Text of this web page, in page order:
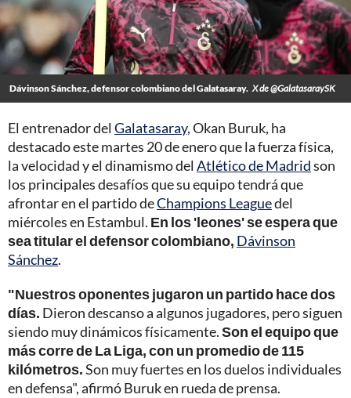
Dávinson Sánchez, defensor colombiano del Galatasaray. X de @GalatasaraySK
El entrenador del Galatasaray, Okan Buruk, ha
destacado este martes 20 de enero que la fuerza física,
la velocidad y el dinamismo del Atlético de Madridson
los principales desafíos que su equipo tendrá que
afrontar en el partido deChampions Leaguedel
miércoles en Estambul. En los 'leones' se espera que
sea titular el defensor colombiano, Dávinson
Sánchez.
"Nuestros oponentes jugaron un partido hace dos
días. Dieron descanso a algunos jugadores, pero siguen
siendo muy dinámicos físicamente.Son el equipo que
más corre de La Liga, con un promedio de 115
kilómetros.Son muy fuertes en los duelos individuales
en defensa", afirmó Buruk en rueda de prensa.